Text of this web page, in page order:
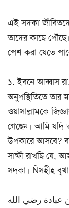
এই সদকা
তাদের কাছে
পেশ করা যেতে
১. ইবনে আব্বাস
অনুপস্থিতিতে তার
ওয়াসাল্লামকে
গেছেন। আমি যদি
উপকারে আসবে?
সাক্ষী রাখছি যে,
সদকা। Ñসহীহ
رضي الله